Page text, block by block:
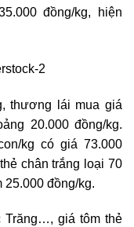
đồng/kg, hiện
thương lái mua giá
20.000 đồng/kg.
kg có giá 73.000
chân trắng loại 70
25.000 đồng/kg.
Trăng…, giá tôm thẻ